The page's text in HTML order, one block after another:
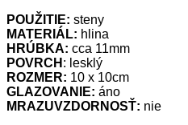
POUŽITIE: steny
MATERIÁL: hlina
HRÚBKA: cca 11mm
POVRCH : lesklý
ROZMER: 10 x 10cm
GLAZOVANIE: áno
MRAZUVZDORNOSŤ: nie